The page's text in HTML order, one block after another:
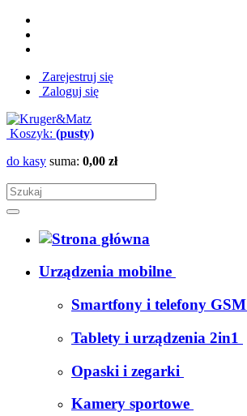
Zarejestruj się
Zaloguj się
Koszyk: (pusty)
do kasy suma: 0,00 zł
Urządzenia mobilne
Smartfony i telefony GSM
Tablety i urządzenia 2in1
Opaski i zegarki
Kamery sportowe